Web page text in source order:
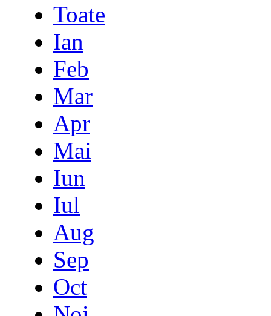
Toate
Ian
Feb
Mar
Apr
Mai
Iun
Iul
Aug
Sep
Oct